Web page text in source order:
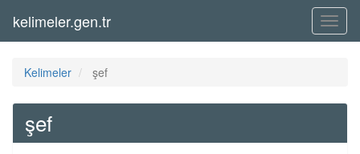
Menü
kelimeler.gen.tr
Kelimeler şef
şef